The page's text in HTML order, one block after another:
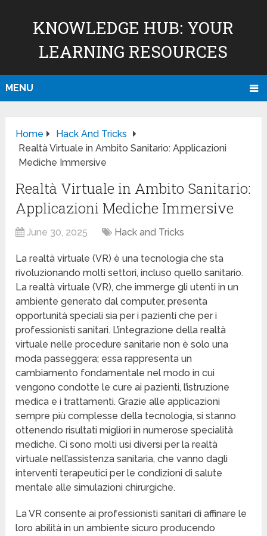
KNOWLEDGE HUB: YOUR
LEARNING RESOURCES
MENU
Home
Hack And Tricks
Realtà Virtuale in Ambito Sanitario: Applicazioni
Mediche Immersive
Realtà Virtuale in Ambito Sanitario:
Applicazioni Mediche Immersive
June 30, 2025 Hack and Tricks
La realtà virtuale (VR) è una tecnologia che sta
rivoluzionando molti settori, incluso quello sanitario.
La realtà virtuale (VR), che immerge gli utenti in un
ambiente generato dal computer, presenta
opportunità speciali sia per i pazienti che per i
professionisti sanitari. L’integrazione della realtà
virtuale nelle procedure sanitarie non è solo una
moda passeggera; essa rappresenta un
cambiamento fondamentale nel modo in cui
vengono condotte le cure ai pazienti, l’istruzione
medica e i trattamenti. Grazie alle applicazioni
sempre più complesse della tecnologia, si stanno
ottenendo risultati migliori in numerose specialità
mediche. Ci sono molti usi diversi per la realtà
virtuale nell’assistenza sanitaria, che vanno dagli
interventi terapeutici per le condizioni di salute
mentale alle simulazioni chirurgiche.
La VR consente ai professionisti sanitari di affinare le
loro abilità in un ambiente sicuro producendo